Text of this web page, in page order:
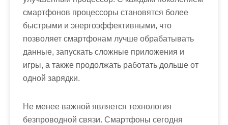
смартфонов процессоры становятся более
быстрыми и энергоэффективными, что
позволяет смартфонам лучше обрабатывать
данные, запускать сложные приложения и
игры, а также продолжать работать дольше от
одной зарядки.
Не менее важной является технология
безпроводной связи. Смартфоны сегодня